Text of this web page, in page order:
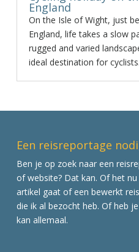
England
On the Isle of Wight, just
England, life takes a slow
rugged and varied
ideal destination for cyclists.
Een reisreportage
Ben je op zoek naar een
of website? Dat kan. Of het
artikel gaat of een bewerkt
die ik al bezocht heb. Of heb
kan allemaal.